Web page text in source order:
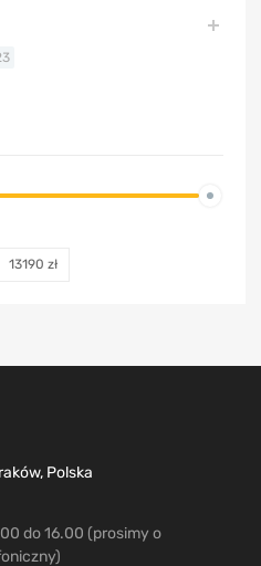
13190 zł
Polska
do 16.00 (prosimy o